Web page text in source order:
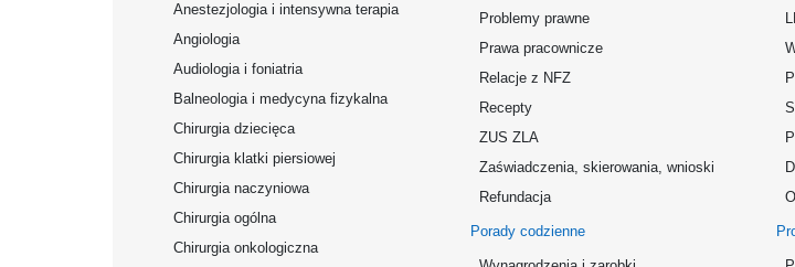
Anestezjologia i intensywna terapia
Angiologia
Audiologia i foniatria
Balneologia i medycyna fizykalna
Chirurgia dziecięca
Chirurgia klatki piersiowej
Chirurgia naczyniowa
Chirurgia ogólna
Chirurgia onkologiczna
Problemy prawne
Prawa pracownicze
Relacje z NFZ
Recepty
ZUS ZLA
Zaświadczenia, skierowania, wnioski
Refundacja
Porady codzienne